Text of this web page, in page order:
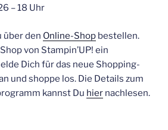
– 18 Uhr
über den Online-Shop bestellen.
von Stampin’UP! ein
Dich für das neue Shopping-
und shoppe los. Die Details zum
kannst Du hier nachlesen.